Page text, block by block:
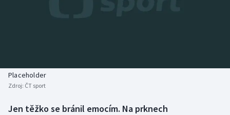
Boby a skeleton
Box
AZ kvíz
Placeholder
Zdroj: ČT sport
Jen těžko se bránil emocím. Na prknech